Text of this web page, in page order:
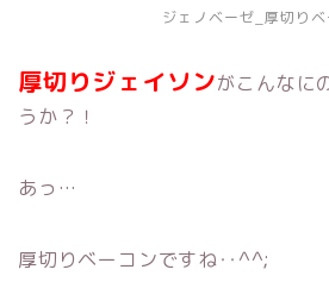
ジェノベーゼ_厚切りベ
厚切りジェイソンがこんなに
うか？！
あっ…
厚切りベーコンですね‥^^;